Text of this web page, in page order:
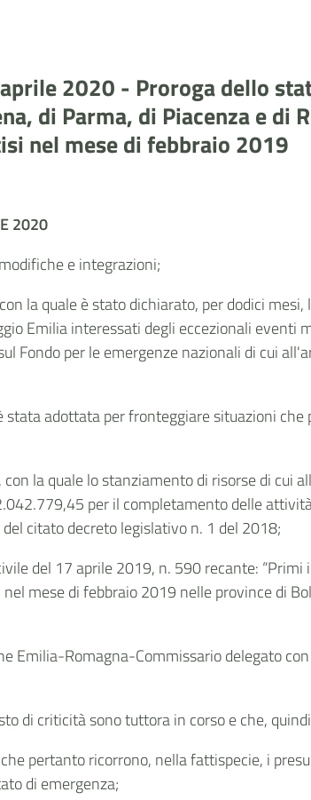
2020 - Proroga dello
di Parma, di Piacenza e di
nel mese di febbraio 2019
2020
e integrazioni;
la quale è stato dichiarato, per dodici
Emilia interessati degli eccezionali
Fondo per le emergenze nazionali di cui
adottata per fronteggiare situazioni
la quale lo stanziamento di risorse di cui
per il completamento delle
citato decreto legislativo n. 1 del 2018;
del 17 aprile 2019, n. 590 recante:
mese di febbraio 2019 nelleprovince di
Emilia-Romagna-Commissario delegato
di criticità sono tuttora in corso e che,
chepertantoricorrono, nella fattispecie, i
di emergenza;